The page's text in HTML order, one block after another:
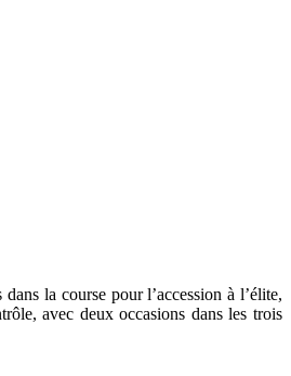
la course pour l’accession à l’élite,
avec deux occasions dans les trois